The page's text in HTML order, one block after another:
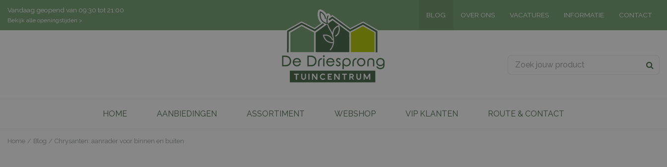
naar
content
Home Blog Chrysanten: aanrader voor binnen en buiten
Vandaag geopend van 09:30 tot21:00
Bekijk alle openingstijden >
BLOG OVER ONS VACATURES INFORMATIE CONTACT
HOME AANBIEDINGEN ASSORTIMENT WEBSHOP VIP KLANTEN ROUTE & CONTACT